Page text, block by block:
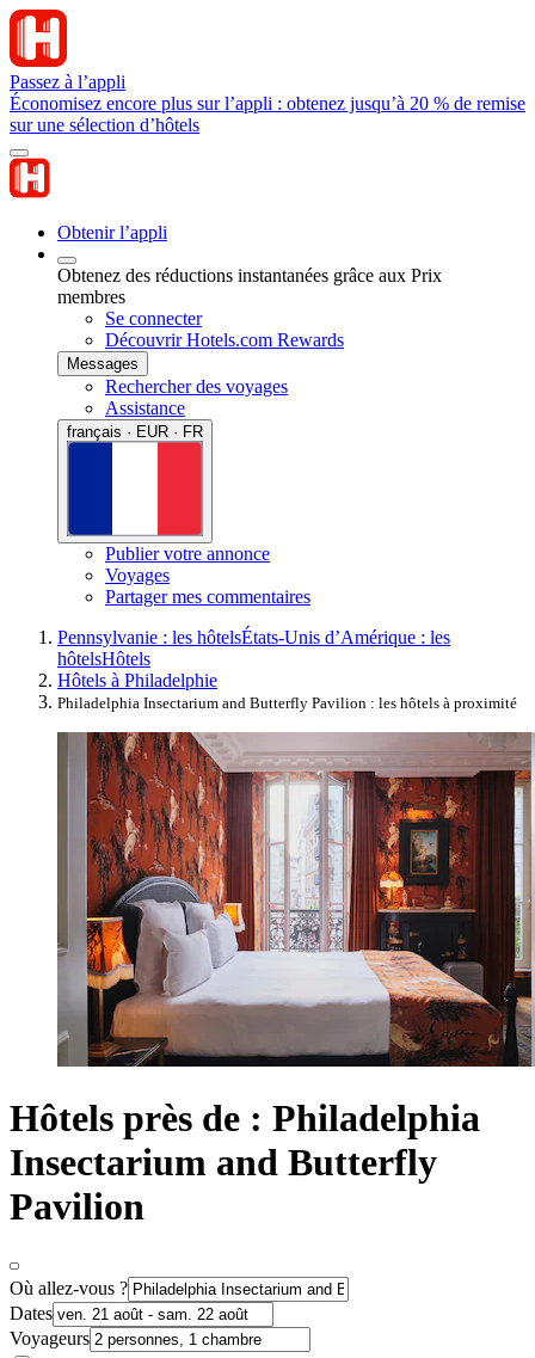
Passez à l’appli
Économisez encore plus sur l’appli : obtenez jusqu’à 20 % de remise
sur une sélection d’hôtels
Obtenir l’appli
Obtenez des réductions instantanées grâce aux Prix
membres
Se connecter
Découvrir Hotels.com Rewards
Messages
Rechercher des voyages
Assistance
français · EUR · FR
Publier votre annonce
Voyages
Partager mes commentaires
Pennsylvanie : les hôtelsÉtats-Unis d’Amérique : les
hôtelsHôtels
Hôtels à Philadelphie
Philadelphia Insectarium and Butterfly Pavilion : les hôtels à proximité
Hôtels près de : Philadelphia
Insectarium and Butterfly
Pavilion
Où allez-vous ?
Dates
Voyageurs